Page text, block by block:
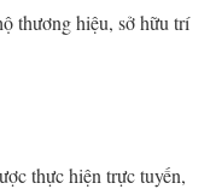
thương hiệu, sở hữu trí
thực hiện trực tuyến,